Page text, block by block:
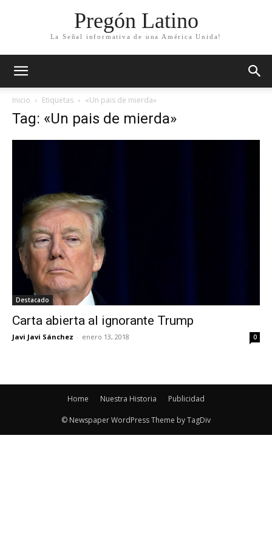
Pregón Latino
La Señal informativa de una América Unida!
Inicio Etiquetas «Un pais de mierda»
Tag: «Un pais de mierda»
Destacado
Carta abierta al ignorante Trump
Javi Javi Sánchez - enero 13, 2018 0
Home Nuestra Historia Publicidad
© Newspaper WordPress Theme by TagDiv